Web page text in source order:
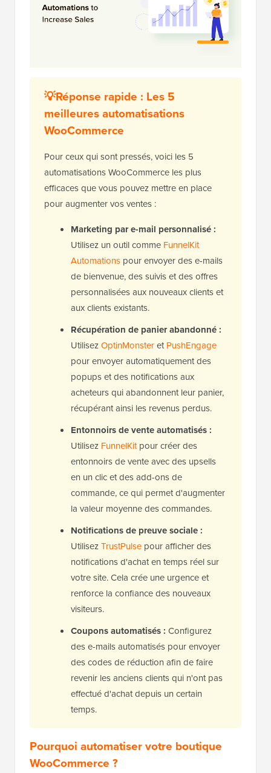
💡Réponse rapide : Les 5
meilleures automatisations
WooCommerce
Pour ceux qui sont pressés, voici les 5
automatisations WooCommerce les plus
efficaces que vous pouvez mettre en place
pour augmenter vos ventes :
Marketing par e-mail personnalisé :
Utilisez un outil comme FunnelKit
Automations pour envoyer des e-mails
de bienvenue, des suivis et des offres
personnalisées aux nouveaux clients et
aux clients existants.
Récupération de panier abandonné :
UtilisezOptinMonsteretPushEngage
pour envoyer automatiquement des
popups et des notifications aux
acheteurs qui abandonnent leur panier,
récupérant ainsi les revenus perdus.
Entonnoirs de vente automatisés :
Utilisez FunnelKitpour créer des
entonnoirs de vente avec des upsells
en un clic et des add-ons de
commande, ce qui permet d'augmenter
la valeur moyenne des commandes.
Notifications de preuve sociale :
UtilisezTrustPulse pour afficher des
notifications d'achat en temps réel sur
votre site. Cela crée une urgence et
renforce la confiance des nouveaux
visiteurs.
Coupons automatisés : Configurez
des e-mails automatisés pour envoyer
des codes de réduction afin de faire
revenir les anciens clients qui n'ont pas
effectué d'achat depuis un certain
temps.
Pourquoi automatiser votre boutique
WooCommerce ?